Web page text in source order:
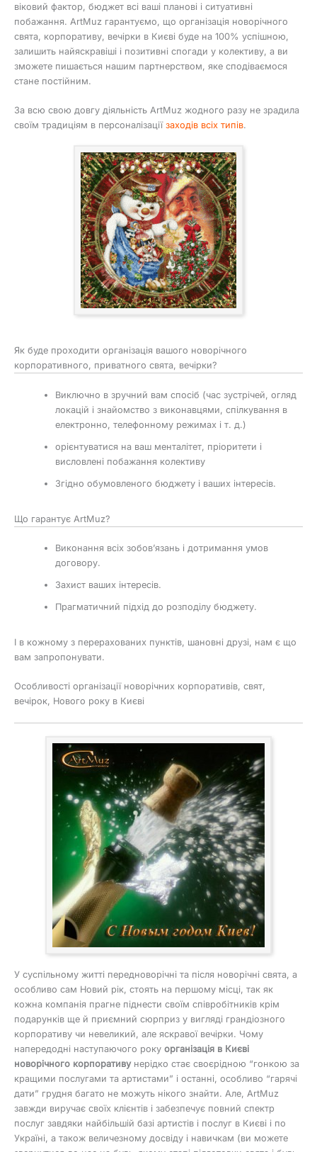
віковий фактор, бюджет всі ваші планові і ситуативні
побажання. ArtMuz гарантуємо, що організація новорічного
свята, корпоративу, вечірки в Києві буде на 100% успішною,
залишить найяскравіші і позитивні спогади у колективу, а ви
зможете пишається нашим партнерством, яке сподіваємося
стане постійним.
За всю свою довгу діяльність ArtMuz жодного разу не зрадила
своїм традиціям в персоналізації заходів всіх типів.
Як буде проходити організація вашого новорічного
корпоративного, приватного свята, вечірки?
Виключно в зручний вам спосіб (час зустрічей, огляд
локацій і знайомство з виконавцями, спілкування в
електронно, телефонному режимах і т. д.)
орієнтуватися на ваш менталітет, пріоритети і
висловлені побажання колективу
Згідно обумовленого бюджету і ваших інтересів.
Що гарантує ArtMuz?
Виконання всіх зобов’язань і дотримання умов
договору.
Захист ваших інтересів.
Прагматичний підхід до розподілу бюджету.
І в кожному з перерахованих пунктів, шановні друзі, нам є що
вам запропонувати.
Особливості організації новорічних корпоративів, свят,
вечірок, Нового року в Києві
У суспільному житті передноворічні та після новорічні свята, а
особливо сам Новий рік, стоять на першому місці, так як
кожна компанія прагне піднести своїм співробітників крім
подарунків ще й приємний сюрприз у вигляді грандіозного
корпоративу чи невеликий, але яскравої вечірки. Чому
напередодні наступаючого року організація в Києві
новорічного корпоративунерідко стає своєрідною “гонкою за
кращими послугами та артистами” і останні, особливо “гарячі
дати” грудня багато не можуть нікого знайти. Але, ArtMuz
завжди виручає своїх клієнтів і забезпечує повний спектр
послуг завдяки найбільшій базі артистів і послуг в Києві і по
Україні, а також величезному досвіду і навичкам (ви можете